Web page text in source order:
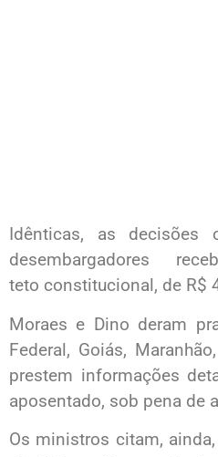
Idênticas, as
desembargadores
teto constitucional, de R$
Moraes e Dino deram
Federal, Goiás,
prestem informações
aposentado, sob pena de
Os ministros citam,